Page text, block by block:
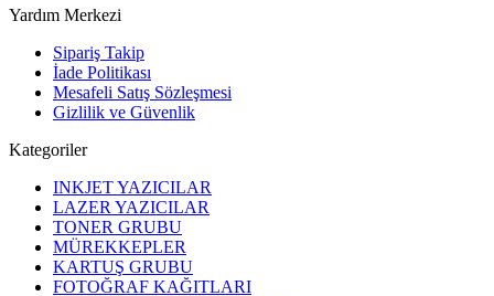
Yardım Merkezi
Sipariş Takip
İade Politikası
Mesafeli Satış Sözleşmesi
Gizlilik ve Güvenlik
Kategoriler
INKJET YAZICILAR
LAZER YAZICILAR
TONER GRUBU
MÜREKKEPLER
KARTUŞ GRUBU
FOTOĞRAF KAĞITLARI